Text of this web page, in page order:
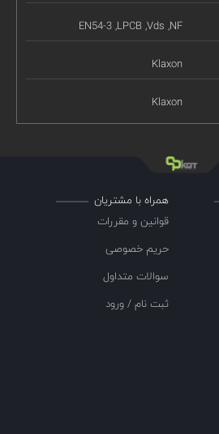
EN54-3 ,LPCB ,Vds ,NF
Klaxon
Klaxon
همراه با مشتریان
قوانین و مقررات
حریم خصوصی
سوالات متداول
ثبت نام / ورود